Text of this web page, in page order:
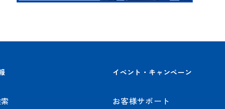
イベント・キャンペーン
お客様サポート